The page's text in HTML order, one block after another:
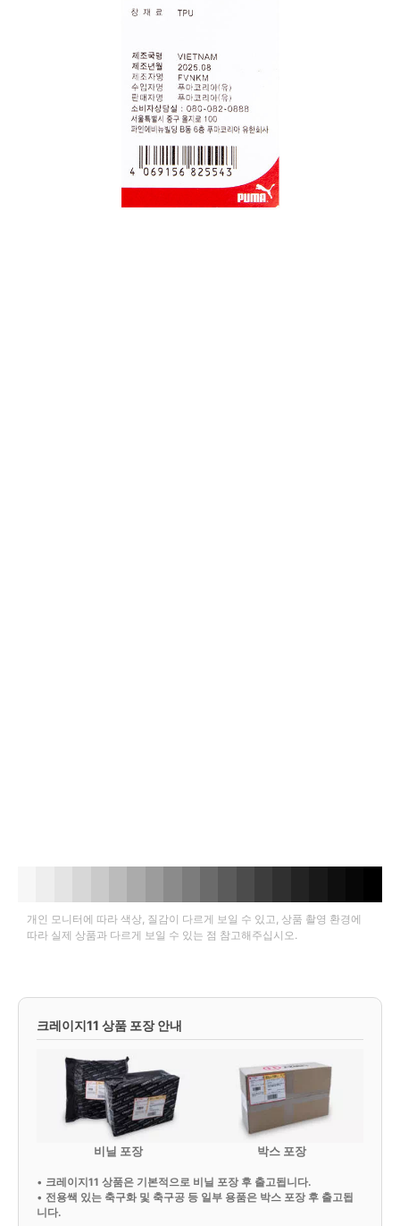
개인 모니터에 따라 색상, 질감이 다르게 보일 수 있고, 상품 촬영 환경에
따라 실제 상품과 다르게 보일 수 있는 점 참고해주십시오.
크레이지11 상품 포장 안내
비닐 포장 박스 포장
• 크레이지11 상품은 기본적으로 비닐 포장 후 출고됩니다.
• 전용쌕 있는 축구화 및 축구공 등 일부 용품은 박스 포장 후 출고됩
니다.